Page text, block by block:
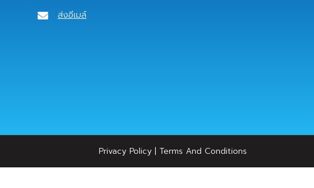
ส่งอีเมล์
Privacy Policy | Terms And Conditions